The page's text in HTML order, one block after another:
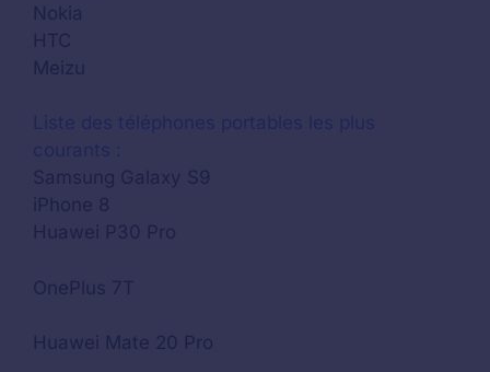
Nokia
HTC
Meizu
Samsung Galaxy S9
iPhone 8
Huawei P30 Pro
OnePlus 7T
Huawei Mate 20 Pro